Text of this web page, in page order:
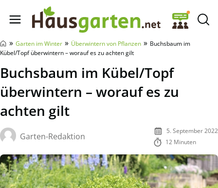
Hausgarten.net
» Garten im Winter » Überwintern von Pflanzen » Buchsbaum im
Kübel/Topf überwintern – worauf es zu achten gilt
Buchsbaum im Kübel/Topf
überwintern – worauf es zu
achten gilt
Garten-Redaktion
5. September 2022
12 Minuten